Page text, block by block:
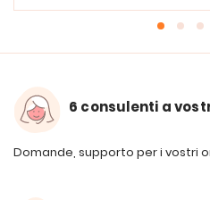
6 consulenti a
Domande, supporto per i vostri